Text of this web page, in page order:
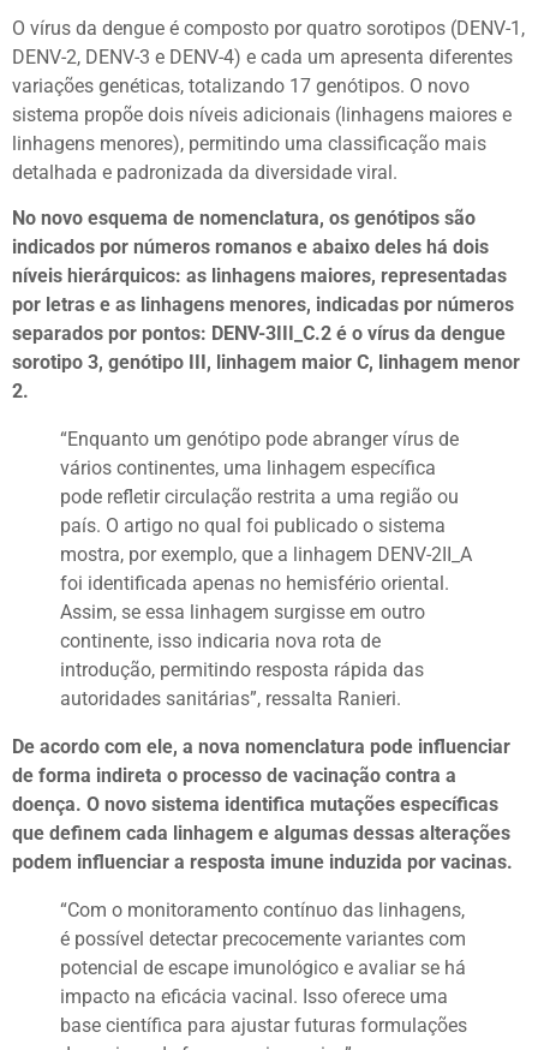
O vírus da dengue é composto por quatro sorotipos (DENV-1,
DENV-2, DENV-3 e DENV-4) e cada um apresenta diferentes
variações genéticas, totalizando 17 genótipos. O novo
sistema propõe dois níveis adicionais (linhagens maiores e
linhagens menores), permitindo uma classificação mais
detalhada e padronizada da diversidade viral.
No novo esquema de nomenclatura, os genótipos são
indicados por números romanos e abaixo deles há dois
níveis hierárquicos: as linhagens maiores, representadas
por letras e as linhagens menores, indicadas por números
separados por pontos: DENV-3III_C.2 é o vírus da dengue
sorotipo 3, genótipo III, linhagem maior C, linhagem menor
2.
“Enquanto um genótipo pode abranger vírus de
vários continentes, uma linhagem específica
pode refletir circulação restrita a uma região ou
país. O artigo no qual foi publicado o sistema
mostra, por exemplo, que a linhagem DENV-2II_A
foi identificada apenas no hemisfério oriental.
Assim, se essa linhagem surgisse em outro
continente, isso indicaria nova rota de
introdução, permitindo resposta rápida das
autoridades sanitárias”, ressalta Ranieri.
De acordo com ele, a nova nomenclatura pode influenciar
de forma indireta o processo de vacinação contra a
doença. O novo sistema identifica mutações específicas
que definem cada linhagem e algumas dessas alterações
podem influenciar a resposta imune induzida por vacinas.
“Com o monitoramento contínuo das linhagens,
é possível detectar precocemente variantes com
potencial de escape imunológico e avaliar se há
impacto na eficácia vacinal. Isso oferece uma
base científica para ajustar futuras formulações